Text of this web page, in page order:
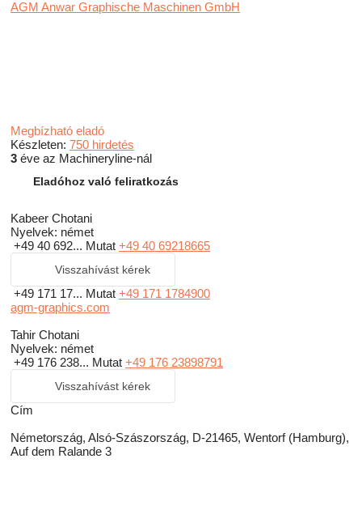
AGM Anwar Graphische Maschinen GmbH
Megbízható eladó
Készleten: 750 hirdetés
3 éve az Machineryline-nál
Eladóhoz való feliratkozás
Kabeer Chotani
Nyelvek: német
+49 40 692... Mutat +49 40 69218665
Visszahívást kérek
+49 171 17... Mutat +49 171 1784900
agm-graphics.com
Tahir Chotani
Nyelvek: német
+49 176 238... Mutat +49 176 23898791
Visszahívást kérek
Сím
Németország, Alsó-Szászország, D-21465, Wentorf (Hamburg),
Auf dem Ralande 3